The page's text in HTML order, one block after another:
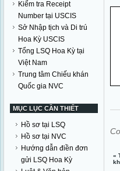
Kiểm tra Receipt
Number tại USCIS
Sở Nhập tịch và Di trú
Hoa Kỳ USCIS
Tổng LSQ Hoa Kỳ tại
Việt Nam
Trung tâm Chiếu khán
Quốc gia NVC
MỤC LỤC CẦN THIẾT
Hồ sơ tại LSQ
Hồ sơ tại NVC
Hướng dẫn điền đơn
gửi LSQ Hoa Kỳ
«